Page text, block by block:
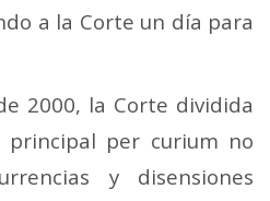
a la Corte un día para
2000, la Corte dividida
principal per curium no
y disensiones